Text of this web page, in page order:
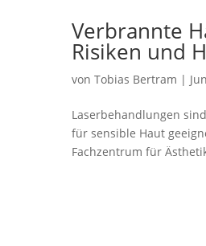
Verbrannte
Risiken und
vonTobias Bertram |
Laserbehandlungen
für sensible Haut
Fachzentrum für